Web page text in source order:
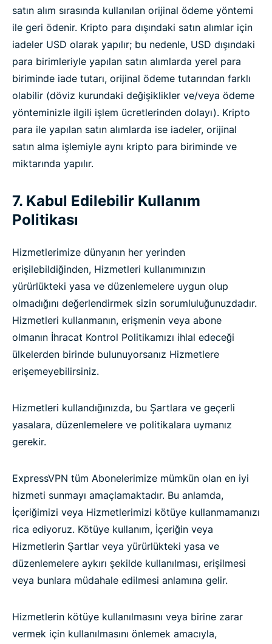
satın alım sırasında kullanılan orijinal ödeme yöntemi
ile geri ödenir. Kripto para dışındaki satın alımlar için
iadeler USD olarak yapılır; bu nedenle, USD dışındaki
para birimleriyle yapılan satın alımlarda yerel para
biriminde iade tutarı, orijinal ödeme tutarından farklı
olabilir (döviz kurundaki değişiklikler ve/veya ödeme
yönteminizle ilgili işlem ücretlerinden dolayı). Kripto
para ile yapılan satın alımlarda ise iadeler, orijinal
satın alma işlemiyle aynı kripto para biriminde ve
miktarında yapılır.
7. Kabul Edilebilir Kullanım
Politikası
Hizmetlerimize dünyanın her yerinden
erişilebildiğinden, Hizmetleri kullanımınızın
yürürlükteki yasa ve düzenlemelere uygun olup
olmadığını değerlendirmek sizin sorumluluğunuzdadır.
Hizmetleri kullanmanın, erişmenin veya abone
olmanın İhracat Kontrol Politikamızı ihlal edeceği
ülkelerden birinde bulunuyorsanız Hizmetlere
erişemeyebilirsiniz.
Hizmetleri kullandığınızda, bu Şartlara ve geçerli
yasalara, düzenlemelere ve politikalara uymanız
gerekir.
ExpressVPN tüm Abonelerimize mümkün olan en iyi
hizmeti sunmayı amaçlamaktadır. Bu anlamda,
İçeriğimizi veya Hizmetlerimizi kötüye kullanmamanızı
rica ediyoruz. Kötüye kullanım, İçeriğin veya
Hizmetlerin Şartlar veya yürürlükteki yasa ve
düzenlemelere aykırı şekilde kullanılması, erişilmesi
veya bunlara müdahale edilmesi anlamına gelir.
Hizmetlerin kötüye kullanılmasını veya birine zarar
vermek için kullanılmasını önlemek amacıyla,